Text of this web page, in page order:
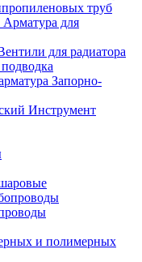
труб
Арматура для
для радиатора
Запорно-
Инструмент